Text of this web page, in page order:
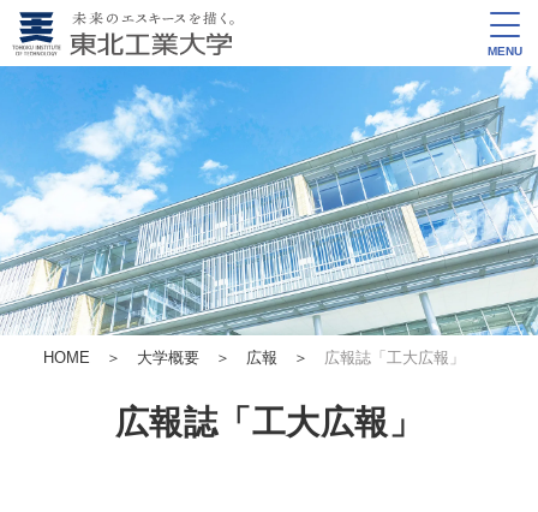
MENU
HOME ＞ 大学概要＞ 広報 ＞ 広報誌「工大広報」
広報誌「工大広報」